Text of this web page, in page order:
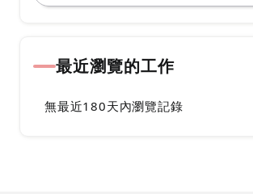
最近瀏覽的工作
無最近180天內瀏覽記錄